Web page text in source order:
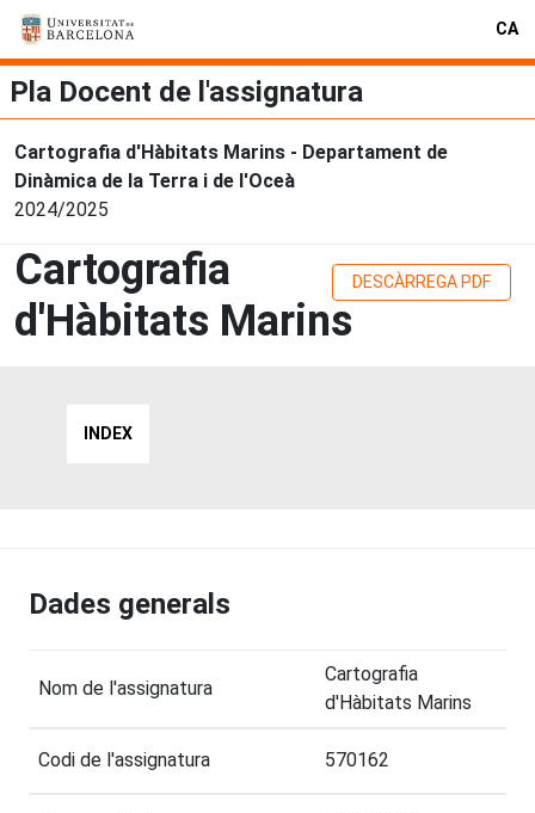
CA
Pla Docent de l'assignatura
Cartografia d'Hàbitats Marins - Departament de
Dinàmica de la Terra i de l'Oceà
2024/2025
Cartografia
d'Hàbitats Marins
DESCÀRREGA PDF
INDEX
Dades generals
Nom de l'assignatura
Cartografia
d'Hàbitats Marins
Codi de l'assignatura 570162